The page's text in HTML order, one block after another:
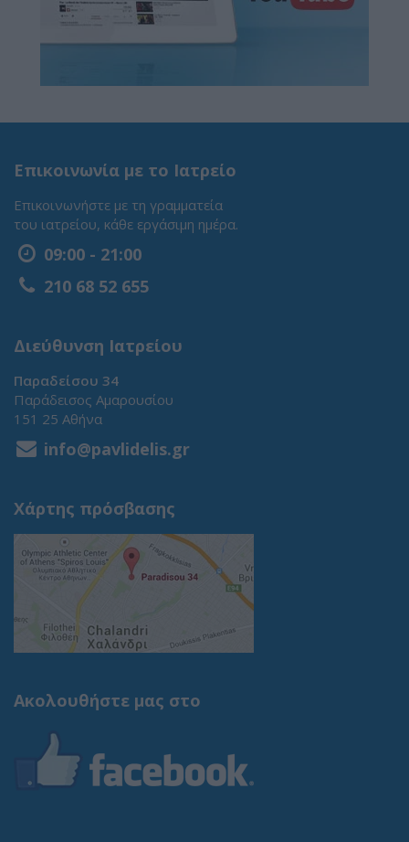
Επικοινωνία με το Ιατρείο
Επικοινωνήστε με τη γραμματεία
του ιατρείου, κάθε εργάσιμη ημέρα.
09:00 - 21:00
210 68 52 655
Διεύθυνση Ιατρείου
Παραδείσου 34
Παράδεισος Αμαρουσίου
151 25 Αθήνα
info@pavlidelis.gr
Χάρτης πρόσβασης
Ακολουθήστε μας στο